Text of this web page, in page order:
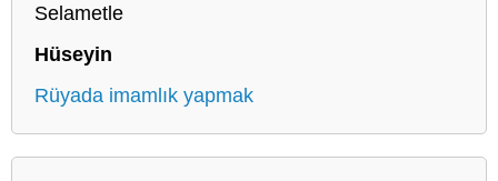
Selametle
Hüseyin
Rüyada imamlık yapmak